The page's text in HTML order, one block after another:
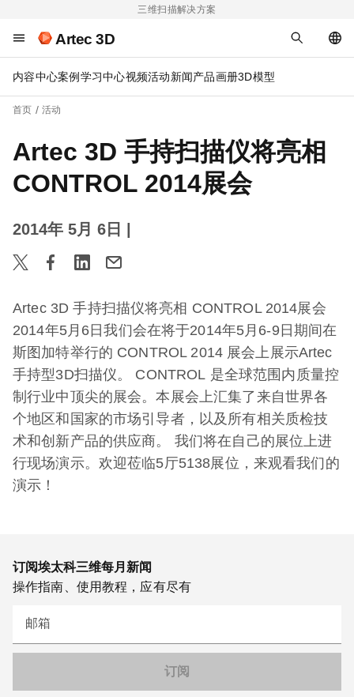
三维扫描解决方案
Artec 3D
内容中心案例 学习中心视频活动新闻产品画册3D模型
首页 活动
Artec 3D 手持扫描仪将亮相
CONTROL 2014展会
2014年 5月 6日
Artec 3D 手持扫描仪将亮相 CONTROL 2014展会
2014年5月6日我们会在将于2014年5月6-9日期间在
斯图加特举行的 CONTROL 2014 展会上展示Artec
手持型3D扫描仪。 CONTROL 是全球范围内质量控
制行业中顶尖的展会。本展会上汇集了来自世界各
个地区和国家的市场引导者，以及所有相关质检技
术和创新产品的供应商。 我们将在自己的展位上进
行现场演示。欢迎莅临5厅5138展位，来观看我们的
演示！
订阅埃太科三维每月新闻
操作指南、使用教程，应有尽有
邮箱